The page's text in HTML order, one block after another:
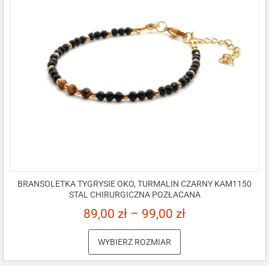
BRANSOLETKA TYGRYSIE OKO, TURMALIN CZARNY KAM1150
STAL CHIRURGICZNA POZŁACANA
89,00 zł – 99,00 zł
WYBIERZ ROZMIAR